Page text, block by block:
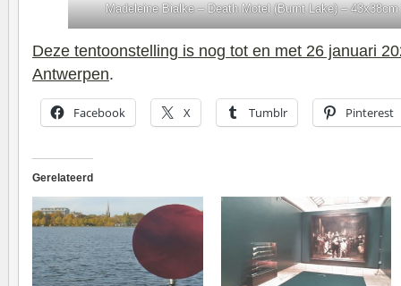
Madeleine Bialke – Death Motel (Burnt Lake) –
Deze tentoonstelling is nog tot en met 26 januari
Antwerpen.
Facebook X Tumblr Pinterest
Gerelateerd